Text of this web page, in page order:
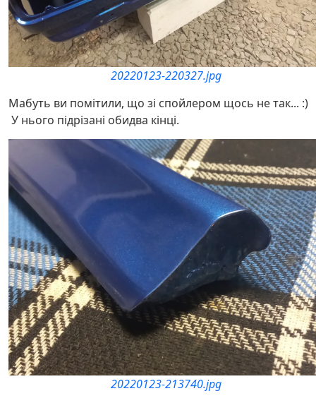
20220123-220327.jpg
Мабуть ви помітили, що зі спойлером щось не так... :)
У нього підрізані обидва кінці.
20220123-213740.jpg